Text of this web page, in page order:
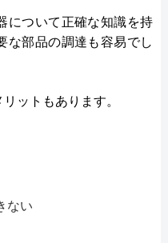
について正確な知識を持
な部品の調達も容易でし
ットもあります。
ない